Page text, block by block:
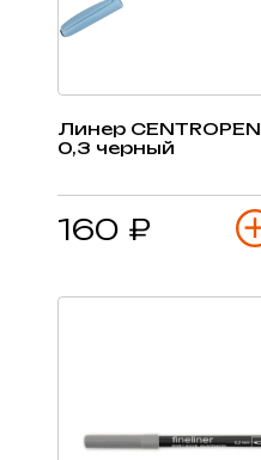
Линер CENTROPEN
0,3 черный
160 ₽